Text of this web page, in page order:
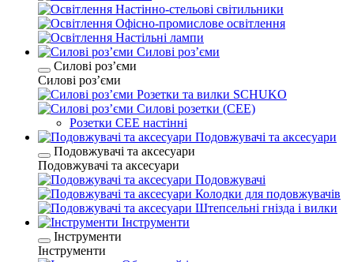
Настінно-стельові світильники
Офісно-промислове освітлення
Настільні лампи
Силові розʼєми
Силові розʼєми
Силові розʼєми
Розетки та вилки SCHUKO
Силові розетки (CEE)
Розетки CEE настінні
Подовжувачі та аксесуари
Подовжувачі та аксесуари
Подовжувачі та аксесуари
Подовжувачі
Колодки для подовжувачів
Штепсельні гнізда і вилки
Інструменти
Інструменти
Інструменти